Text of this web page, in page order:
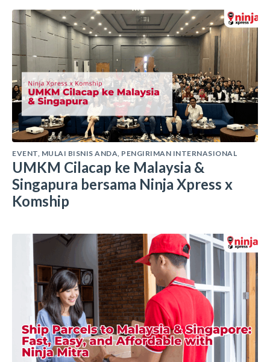
EVENT, MULAI BISNIS ANDA, PENGIRIMAN INTERNASIONAL
UMKM Cilacap ke Malaysia &
Singapura bersama Ninja Xpress x
Komship